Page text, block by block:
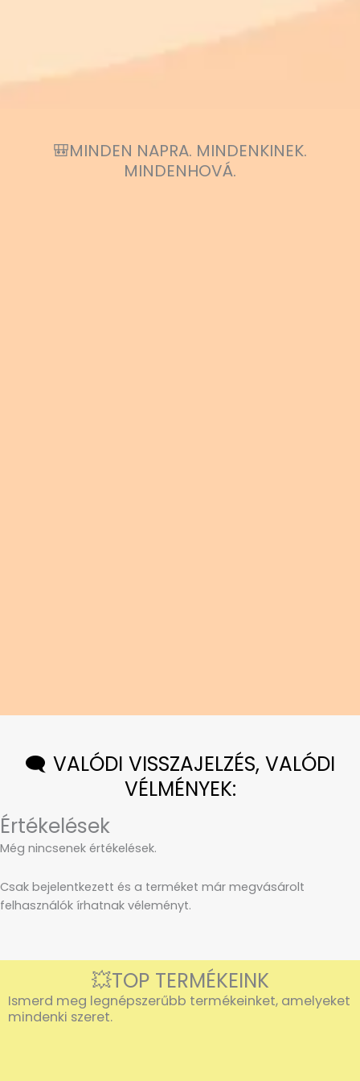
🎒MINDEN NAPRA. MINDENKINEK.
MINDENHOVÁ.
🗨️ VALÓDI VISSZAJELZÉS, VALÓDI
VÉLMÉNYEK:
Értékelések
Még nincsenek értékelések.
Csak bejelentkezett és a terméket már megvásárolt
felhasználók írhatnak véleményt.
💥TOP TERMÉKEINK
Ismerd meg legnépszerűbb termékeinket, amelyeket
mindenki szeret.